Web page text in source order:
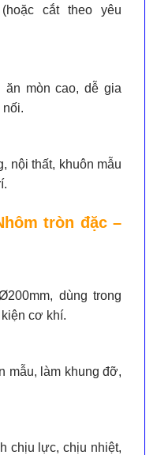
(hoặc cắt theo yêu
ăn mòn cao, dễ gia
nối.
nội thất, khuôn mẫu
tròn đặc –
dùng trong
cơ khí.
mẫu, làm khung đỡ,
chịu lực, chịu nhiệt,